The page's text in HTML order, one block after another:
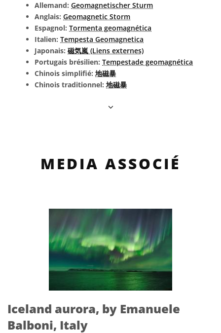
Allemand: Geomagnetischer Sturm
Anglais: Geomagnetic Storm
Espagnol: Tormenta geomagnética
Italien: Tempesta Geomagnetica
Japonais: 磁気嵐 (Liens externes)
Portugais brésilien: Tempestade geomagnética
Chinois simplifié: 地磁暴
Chinois traditionnel: 地磁暴
MEDIA ASSOCIÉ
Iceland aurora, by Emanuele
Balboni, Italy